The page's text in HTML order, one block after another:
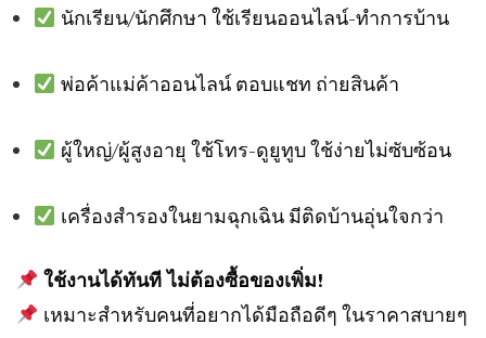
นักเรียน/นักศึกษา ใช้เรียนออนไลน์-ทำการบ้าน
พ่อค้าแม่ค้าออนไลน์ ตอบแชท ถ่ายสินค้า
ผู้ใหญ่/ผู้สูงอายุ ใช้โทร-ดูยูทูบ ใช้ง่ายไม่ซับซ้อน
เครื่องสำรองในยามฉุกเฉิน มีติดบ้านอุ่นใจกว่า
ใช้งานได้ทันที ไม่ต้องซื้อของเพิ่ม!
เหมาะสำหรับคนที่อยากได้มือถือดีๆ ในราคาสบายๆ